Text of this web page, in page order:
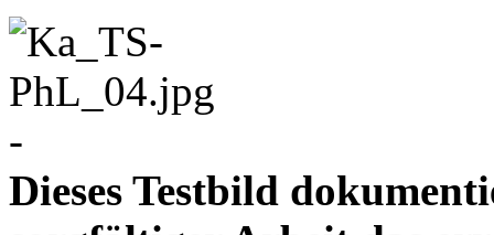
-
Dieses Testbild